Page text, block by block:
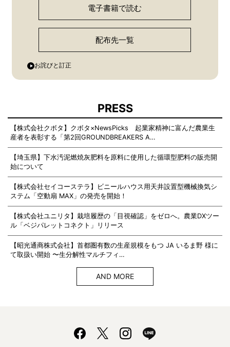
電子書籍で読む
配布先一覧
お詫びと訂正
PRESS
【株式会社クボタ】クボタ×NewsPicks 起業家精神に富んだ農業生
産者を表彰する「第2回GROUNDBREAKERS A…
【埼玉県】下水汚泥燃焼灰肥料を原料に使用した循環型肥料の販売開
始について
【株式会社セイコーステラ】ビニールハウス用天井設置型機械換気シ
ステム「空動扇 MAX」の発売を開始！
【株式会社ユニリタ】栽培履歴の「目視確認」をゼロへ。農業DXツー
ル「ベジパレットコネクト」リリース
【昭光通商株式会社】首都圏有数の生産規模をもつ JA いるま野 様に
て取扱い開始 〜生分解性マルチフィ…
AND MORE